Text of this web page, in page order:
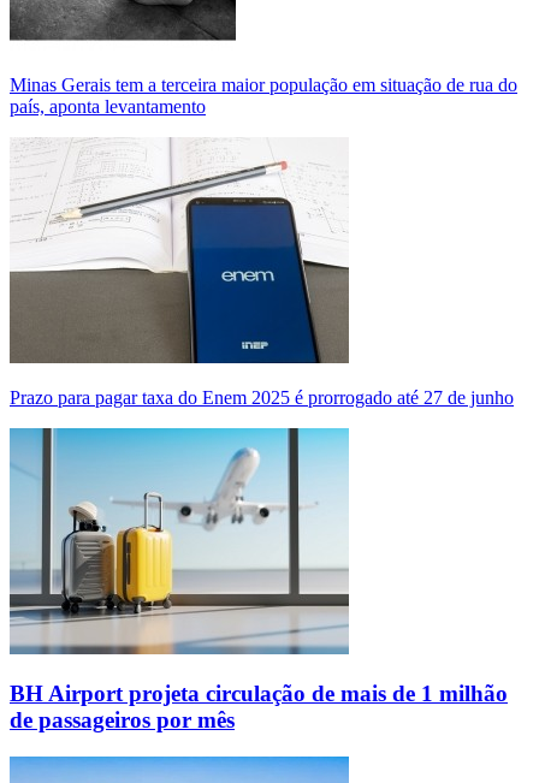
Minas Gerais tem a terceira maior população em situação de rua do
país, aponta levantamento
Prazo para pagar taxa do Enem 2025 é prorrogado até 27 de junho
BH Airport projeta circulação de mais de 1 milhão
de passageiros por mês